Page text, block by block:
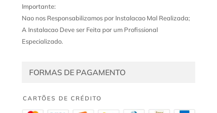
Importante:
Nao nos Responsabilizamos por Instalacao Mal Realizada;
A Instalacao Deve ser Feita por um Profissional
Especializado.
FORMAS DE PAGAMENTO
CARTÕES DE CRÉDITO